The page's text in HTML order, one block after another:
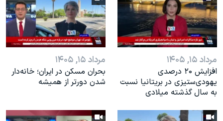
مرداد ۱۵, ۱۴۰۵
افزایش ۲۰ درصدی
یهودی‌ستیزی در بریتانیا نسبت
به سال گذشته میلادی
مرداد ۱۵, ۱۴۰۵
بحران مسکن در ایران؛ خانه‌دار
شدن دورتر از همیشه